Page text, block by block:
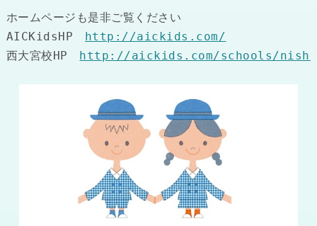
ホームページも是非ご覧ください
AICKidsHP http://aickids.com/
西大宮校HP http://aickids.com/schools/